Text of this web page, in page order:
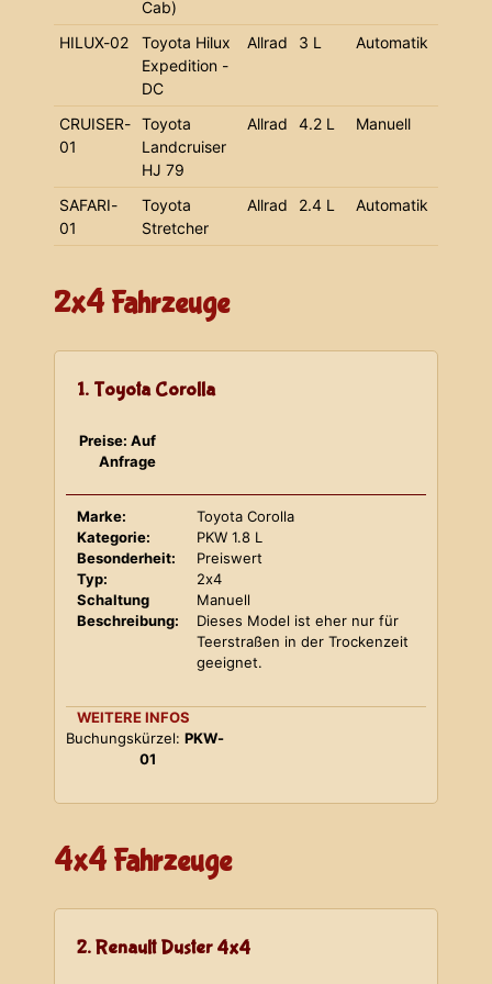
Cab)
HILUX-02
Toyota Hilux
Expedition -
DC
Allrad 3 L Automatik
CRUISER-
01
Toyota
Landcruiser
HJ 79
Allrad 4.2 L Manuell
SAFARI-
01
Toyota
Stretcher
Allrad 2.4 L Automatik
2x4 Fahrzeuge
1. Toyota Corolla
Preise: Auf
Anfrage
Marke:
Toyota Corolla
Kategorie:
PKW 1.8 L
Besonderheit:
Preiswert
Typ:
2x4
Schaltung
Manuell
Beschreibung:
Dieses Model ist eher nur für
Teerstraßen in der Trockenzeit
geeignet.
WEITERE INFOS
Buchungskürzel: PKW-
01
4x4 Fahrzeuge
2. Renault Duster 4x4